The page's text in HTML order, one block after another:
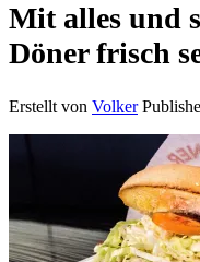
Mit alles und
Döner frisch
Erstellt von Volker